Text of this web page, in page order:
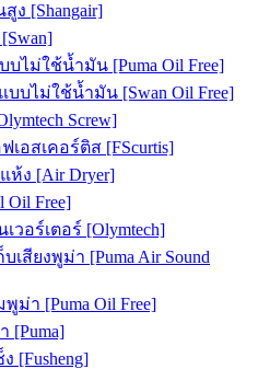
ง [Shangair]
ไม่ใช้น้ำมัน [Puma Oil Free]
บไม่ใช้น้ำมัน [Swan Oil Free]
Screw]
เอสเคอร์ติส [FScurtis]
ห้ง [Air Dryer]
Oil Free]
วอร์เตอร์ [Olymtech]
สียงพูม่า [Puma Air Sound
ม่า [Puma Oil Free]
[Puma]
[Fusheng]